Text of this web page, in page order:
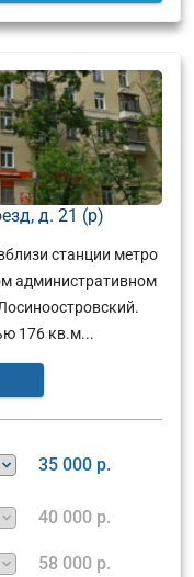
д. 21 (р)
станции метро
административном
176 кв.м...
35 000 р.
40 000 р.
58 000 р.